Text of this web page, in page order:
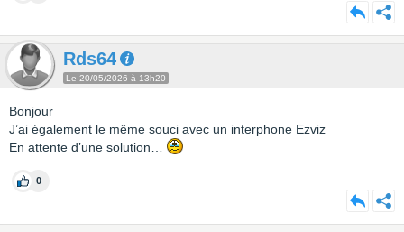
Rds64
Le 20/05/2026 à 13h20
Bonjour
J’ai également le même souci avec un interphone Ezviz
En attente d’une solution…
0